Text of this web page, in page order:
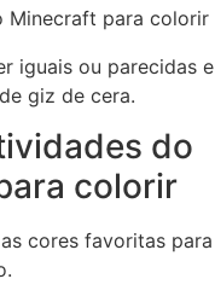
Minecraft para colorir
iguais ou parecidas
giz de cera.
do
colorir
cores favoritas